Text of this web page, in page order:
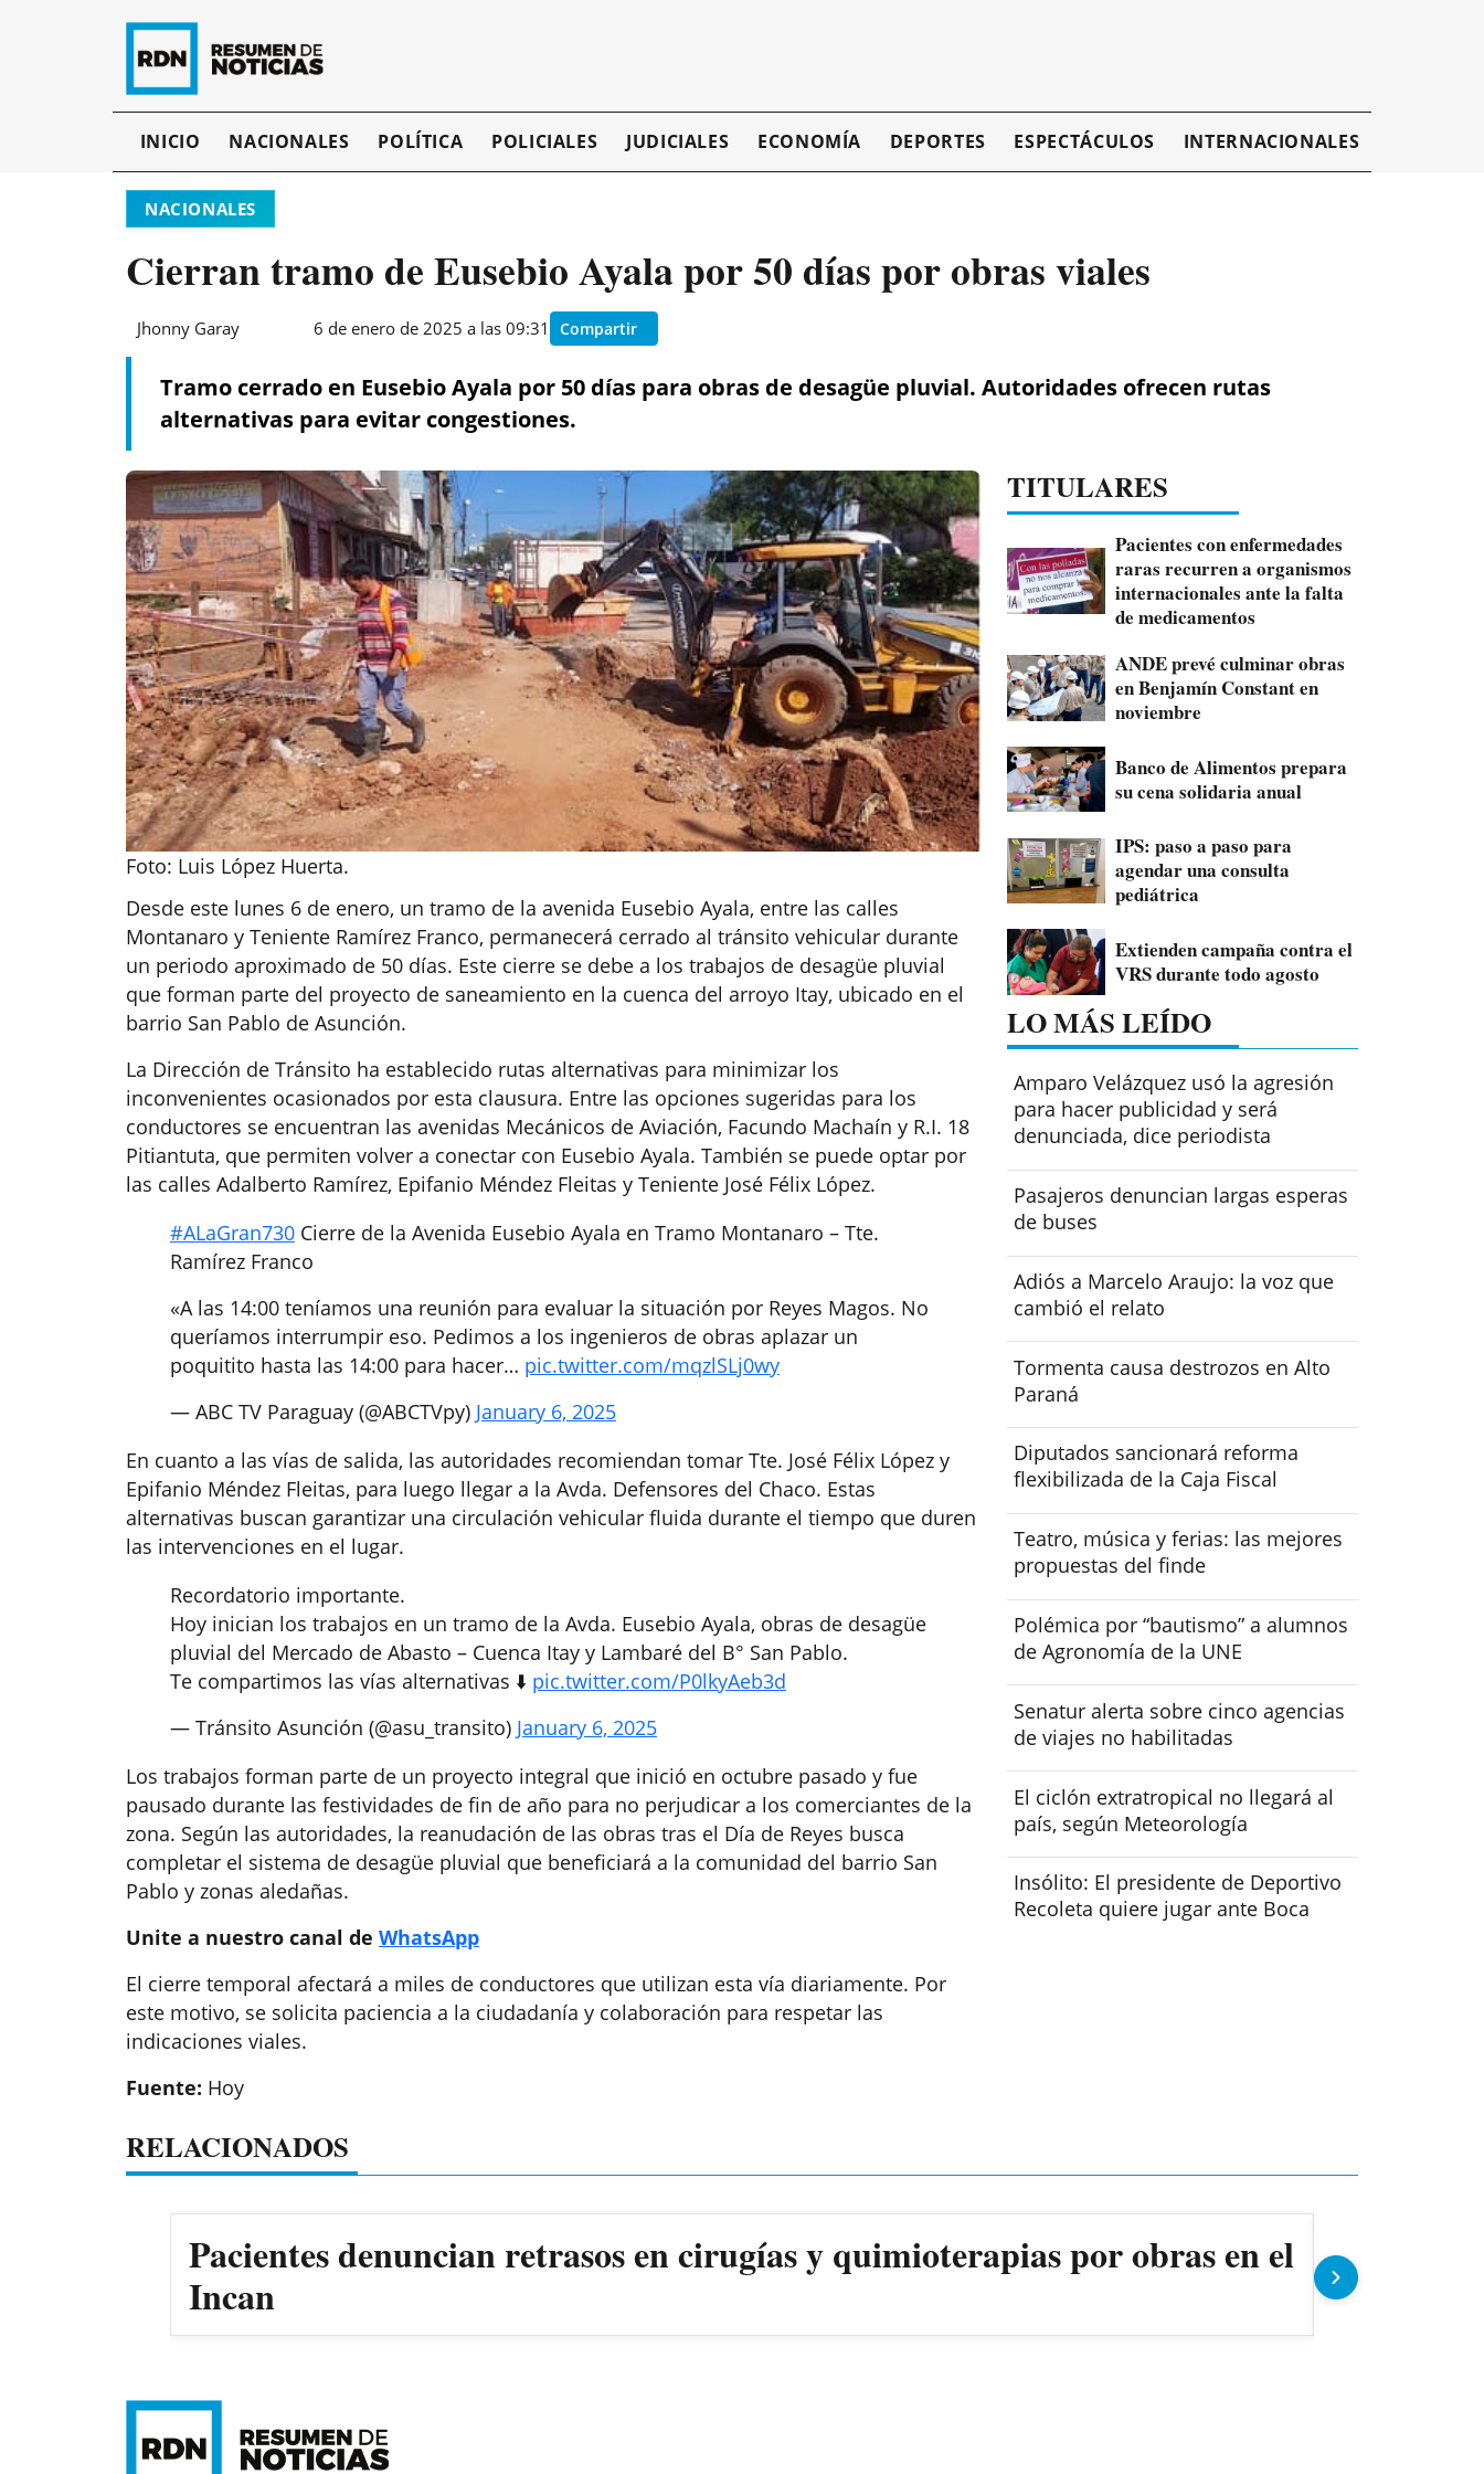
INICIO NACIONALES POLÍTICA POLICIALES JUDICIALES ECONOMÍA DEPORTES ESPECTÁCULOS INTERNACIONALES
NACIONALES
Cierran tramo de Eusebio Ayala por 50 días por obras viales
Jhonny Garay 6 de enero de 2025 a las 09:31 Compartir
Tramo cerrado en Eusebio Ayala por 50 días para obras de desagüe pluvial. Autoridades ofrecen rutas
alternativas para evitar congestiones.
Foto: Luis López Huerta.
Desde este lunes 6 de enero, un tramo de la avenida Eusebio Ayala, entre las calles
Montanaro y Teniente Ramírez Franco, permanecerá cerrado al tránsito vehicular durante
un periodo aproximado de 50 días. Este cierre se debe a los trabajos de desagüe pluvial
que forman parte del proyecto de saneamiento en la cuenca del arroyo Itay, ubicado en el
barrio San Pablo de Asunción.
La Dirección de Tránsito ha establecido rutas alternativas para minimizar los
inconvenientes ocasionados por esta clausura. Entre las opciones sugeridas para los
conductores se encuentran las avenidas Mecánicos de Aviación, Facundo Machaín y R.I. 18
Pitiantuta, que permiten volver a conectar con Eusebio Ayala. También se puede optar por
las calles Adalberto Ramírez, Epifanio Méndez Fleitas y Teniente José Félix López.
#ALaGran730 Cierre de la Avenida Eusebio Ayala en Tramo Montanaro – Tte.
Ramírez Franco
«A las 14:00 teníamos una reunión para evaluar la situación por Reyes Magos. No
queríamos interrumpir eso. Pedimos a los ingenieros de obras aplazar un
poquitito hasta las 14:00 para hacer… pic.twitter.com/mqzlSLj0wy
— ABC TV Paraguay (@ABCTVpy) January 6, 2025
En cuanto a las vías de salida, las autoridades recomiendan tomar Tte. José Félix López y
Epifanio Méndez Fleitas, para luego llegar a la Avda. Defensores del Chaco. Estas
alternativas buscan garantizar una circulación vehicular fluida durante el tiempo que duren
las intervenciones en el lugar.
Recordatorio importante.
Hoy inician los trabajos en un tramo de la Avda. Eusebio Ayala, obras de desagüe
pluvial del Mercado de Abasto – Cuenca Itay y Lambaré del B° San Pablo.
Te compartimos las vías alternativas ⬇️ pic.twitter.com/P0lkyAeb3d
— Tránsito Asunción (@asu_transito) January 6, 2025
Los trabajos forman parte de un proyecto integral que inició en octubre pasado y fue
pausado durante las festividades de fin de año para no perjudicar a los comerciantes de la
zona. Según las autoridades, la reanudación de las obras tras el Día de Reyes busca
completar el sistema de desagüe pluvial que beneficiará a la comunidad del barrio San
Pablo y zonas aledañas.
Unite a nuestro canal de WhatsApp
El cierre temporal afectará a miles de conductores que utilizan esta vía diariamente. Por
este motivo, se solicita paciencia a la ciudadanía y colaboración para respetar las
indicaciones viales.
Fuente: Hoy
TITULARES
Pacientes con enfermedades
raras recurren a organismos
internacionales ante la falta
de medicamentos
ANDE prevé culminar obras
en Benjamín Constant en
noviembre
Banco de Alimentos prepara
su cena solidaria anual
IPS: paso a paso para
agendar una consulta
pediátrica
Extienden campaña contra el
VRS durante todo agosto
LO MÁS LEÍDO
Amparo Velázquez usó la agresión
para hacer publicidad y será
denunciada, dice periodista
Pasajeros denuncian largas esperas
de buses
Adiós a Marcelo Araujo: la voz que
cambió el relato
Tormenta causa destrozos en Alto
Paraná
Diputados sancionará reforma
flexibilizada de la Caja Fiscal
Teatro, música y ferias: las mejores
propuestas del finde
Polémica por “bautismo” a alumnos
de Agronomía de la UNE
Senatur alerta sobre cinco agencias
de viajes no habilitadas
El ciclón extratropical no llegará al
país, según Meteorología
Insólito: El presidente de Deportivo
Recoleta quiere jugar ante Boca
RELACIONADOS
Pacientes denuncian retrasos en cirugías y quimioterapias por obras en el
Incan
Ollas